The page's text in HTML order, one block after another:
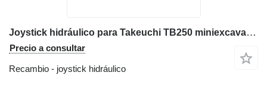
Joystick hidráulico para Takeuchi TB250 miniexcavadora
Precio a consultar
Recambio - joystick hidráulico